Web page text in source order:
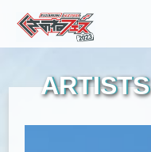
ARTISTS